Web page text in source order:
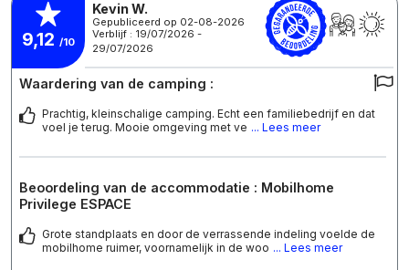
9,12 /10
Kevin W.
Gepubliceerd op 02-08-2026
Verblijf : 19/07/2026 -
29/07/2026
Waardering van de camping :
Prachtig, kleinschalige camping. Echt een familiebedrijf en dat
voel je terug. Mooie omgeving met ve ... Lees meer
Beoordeling van de accommodatie : Mobilhome
Privilege ESPACE
Grote standplaats en door de verrassende indeling voelde de
mobilhome ruimer, voornamelijk in de woo ... Lees meer